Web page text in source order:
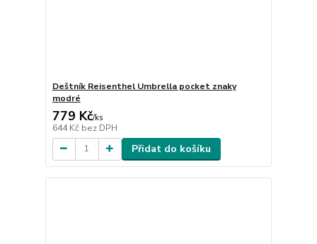
Deštník Reisenthel Umbrella pocket znaky
modré
779 Kč/ks
644 Kč bez DPH
Přidat do košíku